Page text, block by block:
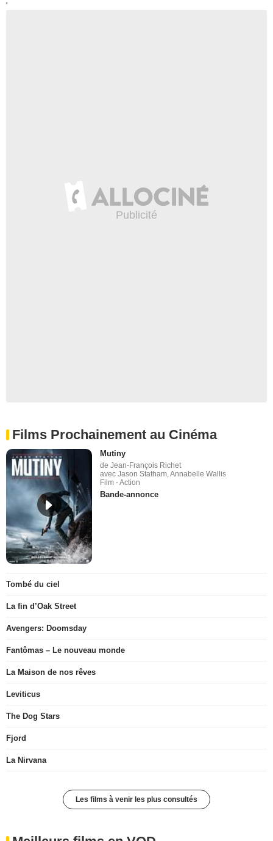
'
Films Prochainement au Cinéma
Mutiny
de Jean-François Richet
avec Jason Statham, Annabelle Wallis
Film - Action
Bande-annonce
Tombé du ciel
La fin d’Oak Street
Avengers: Doomsday
Fantômas – Le nouveau monde
La Maison de nos rêves
Leviticus
The Dog Stars
Fjord
La Nirvana
Les films à venir les plus consultés